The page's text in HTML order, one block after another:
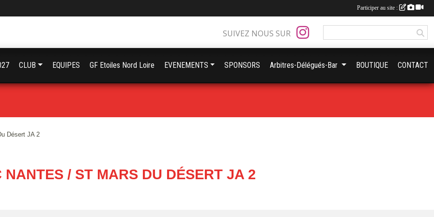
Désert JA 2
NANTES / ST MARS DU DÉSERT JA 2
SUIVEZ NOUS SUR
CLUB EQUIPES GF Etoiles Nord Loire EVENEMENTS SPONSORS Arbitres-Délégués-Bar BOUTIQUE CONTACT
Participer au site :